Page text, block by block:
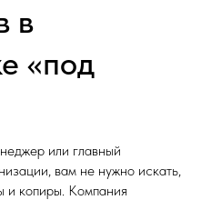
в
«под
или главный
вам не нужно искать,
и копиры. Компания